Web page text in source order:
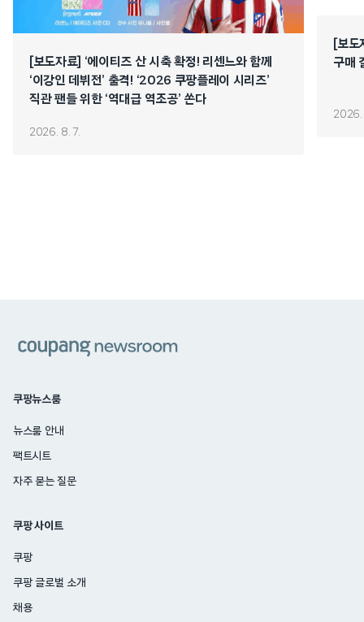
[보도자료] ‘에이티즈 산 시축 확정! 리센느와 함께
‘이강인 데뷔전’ 출격! ‘2026 쿠팡플레이 시리즈’
직관 팬들 위한 ‘역대급 역조공’ 쏜다
2026. 8. 7.
[보
구매
2026.
쿠팡뉴스룸
뉴스룸 안내
팩트시트
자주 묻는 질문
쿠팡 사이트
쿠팡
쿠팡 글로벌 소개
채용